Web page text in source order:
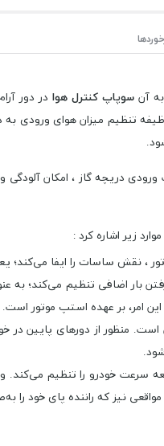
آنسوپاپ کنترل هوا در دور
دریچه گاز ، امکان آلودگی
زیر اشاره کرد :
، نقش ساسات را ایفا
بار اضافی تنظیم می‌کند؛ به‌
امر، بر عهده استپ موتور است.
سرعت خودرو را تنظیم می‌کند.
نیز که راننده پای خود را